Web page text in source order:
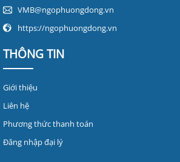
VMB@ngophuongdong.vn
https://ngophuongdong.vn
THÔNG TIN
Giới thiệu
Liên hệ
Phương thức thanh toán
Đăng nhập đại lý